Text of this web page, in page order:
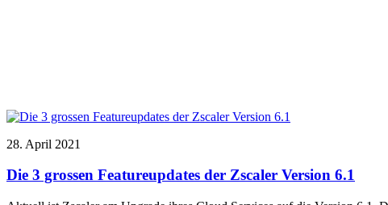
28. April 2021
Die 3 grossen Featureupdates der Zscaler Version 6.1